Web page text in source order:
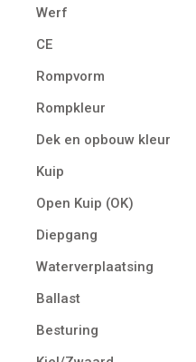
Werf
CE
Rompvorm
Rompkleur
Dek en opbouw kleur
Kuip
Open Kuip (OK)
Diepgang
Waterverplaatsing
Ballast
Besturing